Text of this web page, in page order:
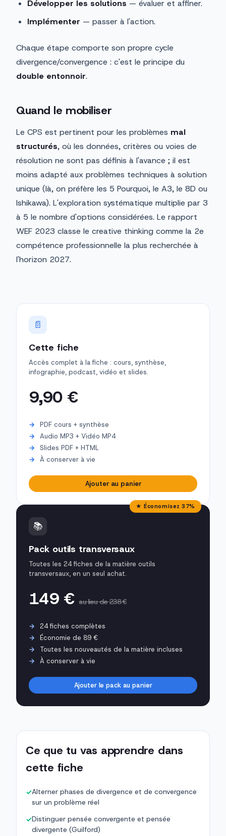
Développer les solutions — évaluer et affiner.
Implémenter — passer à l'action.
Chaque étape comporte son propre cycle
divergence/convergence : c'est le principe du
double entonnoir.
Quand le mobiliser
Le CPS est pertinent pour les problèmes mal
structurés, où les données, critères ou voies de
résolution ne sont pas définis à l'avance ; il est
moins adapté aux problèmes techniques à solution
unique (là, on préfère les 5 Pourquoi, le A3, le 8D ou
Ishikawa). L'exploration systématique multiplie par 3
à 5 le nombre d'options considérées. Le rapport
WEF 2023 classe le creative thinking comme la 2e
compétence professionnelle la plus recherchée à
l'horizon 2027.
📄
Cette fiche
Accès complet à la fiche : cours, synthèse,
infographie, podcast, vidéo et slides.
9,90 €
PDF cours + synthèse
Audio MP3 + Vidéo MP4
Slides PDF + HTML
À conserver à vie
Ajouter au panier
★ Économisez 37%
📚
Pack outils transversaux
Toutes les 24 fiches de la matière outils
transversaux, en un seul achat.
149 €au lieu de 238 €
24 fiches complètes
Économie de 89 €
Toutes les nouveautés de la matière incluses
À conserver à vie
Ajouter le pack au panier
Ce que tu vas apprendre dans
cette fiche
✓Alterner phases de divergence et de convergence
sur un problème réel
✓Distinguer pensée convergente et pensée
divergente (Guilford)